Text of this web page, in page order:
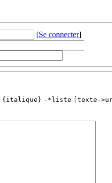
[Se connecter]
{italique} -*liste [texte-